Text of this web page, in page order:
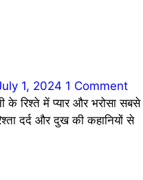
1, 2024 1 Comment
दर्द और दुख की कहानियों से